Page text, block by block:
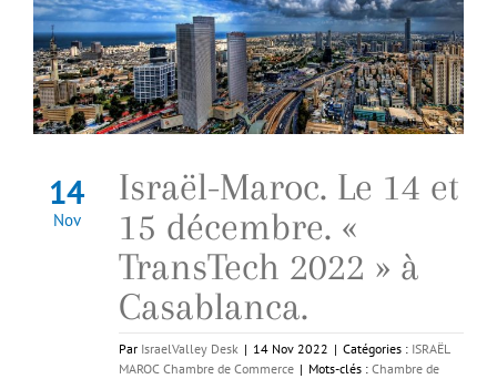
14
Nov
Israël-Maroc. Le 14 et
15 décembre. «
TransTech 2022 » à
Casablanca.
Par IsraelValley Desk | 14 Nov 2022 | Catégories : ISRAËL
MAROC Chambre de Commerce | Mots-clés : Chambre de